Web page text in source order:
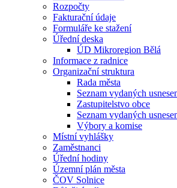
Rozpočty
Fakturační údaje
Formuláře ke stažení
Úřední deska
ÚD Mikroregion Bělá
Informace z radnice
Organizační struktura
Rada města
Seznam vydaných
Zastupitelstvo obce
Seznam vydaných
Výbory a komise
Místní vyhlášky
Zaměstnanci
Úřední hodiny
Územní plán města
ČOV Solnice